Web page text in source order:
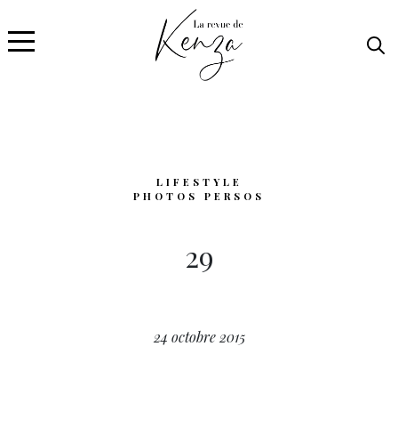
LIFESTYLE
PHOTOS PERSOS
29
24 octobre 2015